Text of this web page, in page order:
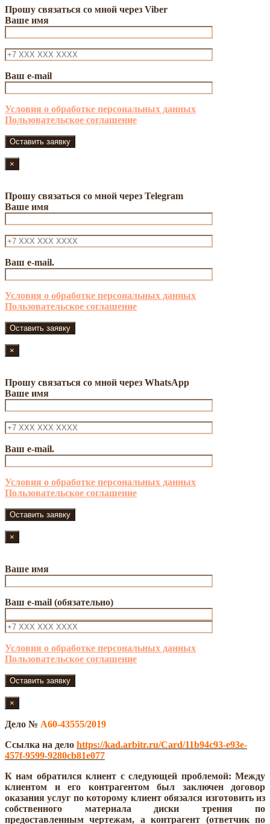
Прошу связаться со мной через Viber
Ваше имя
Ваш e-mail
Условия о обработке персональных данных
Пользовательское соглашение
×
Прошу связаться со мной через Telegram
Ваше имя
Ваш e-mail.
Условия о обработке персональных данных
Пользовательское соглашение
×
Прошу связаться со мной через WhatsApp
Ваше имя
Ваш e-mail.
Условия о обработке персональных данных
Пользовательское соглашение
×
Ваше имя
Ваш e-mail (обязательно)
Условия о обработке персональных данных
Пользовательское соглашение
×
Дело № А60-43555/2019
Ссылка на дело https://kad.arbitr.ru/Card/11b94c93-e93e-
457f-9599-9280cb81e077
К нам обратился клиент с следующей проблемой: Между
клиентом и его контрагентом был заключен договор
оказания услуг по которому клиент обязался изготовить из
собственного материала диски трения по
предоставленным чертежам, а контрагент (ответчик по